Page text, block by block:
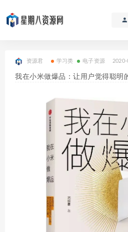
资源君 学习类 电子资源
我在小米做爆品：让用户觉得聪明